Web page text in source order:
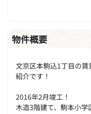
物件概要
文京区本駒込1丁目の
紹介です！
2016年2月竣工！
木造3階建て、駒本小学